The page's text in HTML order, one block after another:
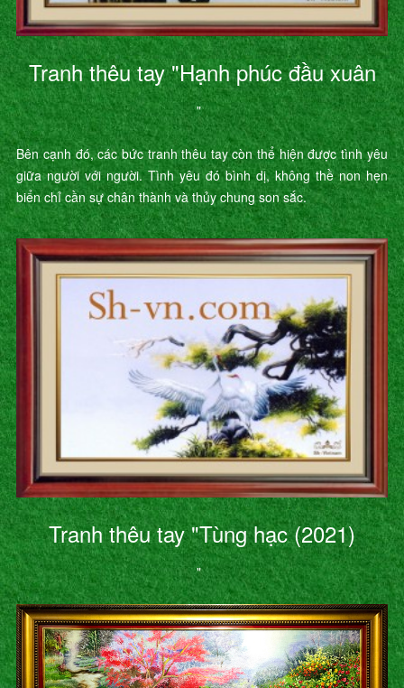
Tranh thêu tay "Hạnh phúc đầu xuân
"
Bên cạnh đó, các bức tranh thêu tay còn thể hiện được tình yêu
giữa người với người. Tình yêu đó bình dị, không thề non hẹn
biển chỉ cần sự chân thành và thủy chung son sắc.
Tranh thêu tay "Tùng hạc (2021)
"